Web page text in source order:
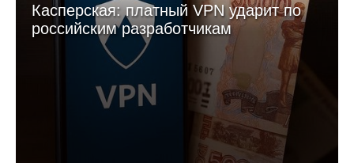
Касперская: платный VPN ударит по
российским разработчикам